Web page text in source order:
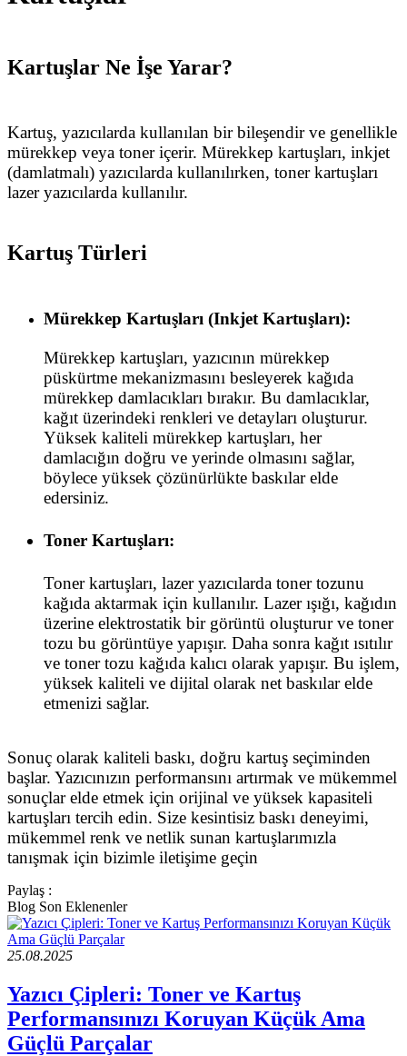
Kartuşlar Ne İşe Yarar?
Kartuş, yazıcılarda kullanılan bir bileşendir ve genellikle
mürekkep veya toner içerir. Mürekkep kartuşları, inkjet
(damlatmalı) yazıcılarda kullanılırken, toner kartuşları
lazer yazıcılarda kullanılır.
Kartuş Türleri
Mürekkep Kartuşları (Inkjet Kartuşları):
Mürekkep kartuşları, yazıcının mürekkep
püskürtme mekanizmasını besleyerek kağıda
mürekkep damlacıkları bırakır. Bu damlacıklar,
kağıt üzerindeki renkleri ve detayları oluşturur.
Yüksek kaliteli mürekkep kartuşları, her
damlacığın doğru ve yerinde olmasını sağlar,
böylece yüksek çözünürlükte baskılar elde
edersiniz.
Toner Kartuşları:
Toner kartuşları, lazer yazıcılarda toner tozunu
kağıda aktarmak için kullanılır. Lazer ışığı, kağıdın
üzerine elektrostatik bir görüntü oluşturur ve toner
tozu bu görüntüye yapışır. Daha sonra kağıt ısıtılır
ve toner tozu kağıda kalıcı olarak yapışır. Bu işlem,
yüksek kaliteli ve dijital olarak net baskılar elde
etmenizi sağlar.
Sonuç olarak kaliteli baskı, doğru kartuş seçiminden
başlar. Yazıcınızın performansını artırmak ve mükemmel
sonuçlar elde etmek için orijinal ve yüksek kapasiteli
kartuşları tercih edin. Size kesintisiz baskı deneyimi,
mükemmel renk ve netlik sunan kartuşlarımızla
tanışmak için bizimle iletişime geçin
Paylaş :
Blog Son Eklenenler
25.08.2025
Yazıcı Çipleri: Toner ve Kartuş
Performansınızı Koruyan Küçük Ama
Güçlü Parçalar